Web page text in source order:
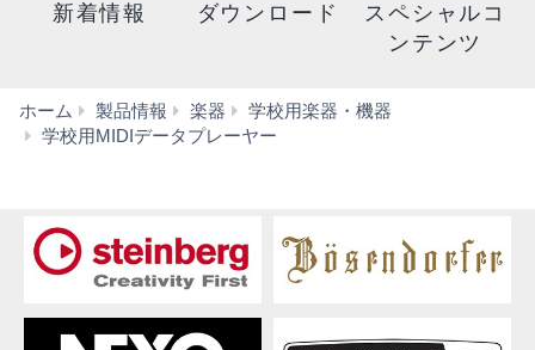
新着情報 ダウンロード
スペシャルコ
ンテンツ
ホーム 製品情報 楽器
学校用楽器・機器
学校用MIDIデータプレーヤー